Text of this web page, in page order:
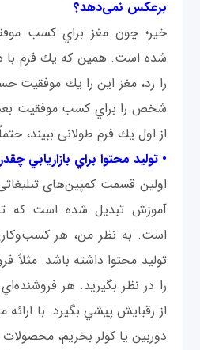
برعكس نمی‌دهد؟
خیر؛ چون مغز براي كسب
شده است. همين كه يك فرم با
را زد، مغز اين را يك موفقيت
شخص را براي كسب موفقيت
از اول يك فرم طولانی ببيند،
• توليد محتوا براي بازاريابي
اولين قسمت كمپين‌های تبلیغاتی
آموزش تبديل شده است که
است. به نظر من، هر
توليد محتوا داشته باشد. مثلاً
را در نظر بگيريد. هر
از رقبايش پيشي بگيرد. با ارائه
دوربين يا كولر بخريم،